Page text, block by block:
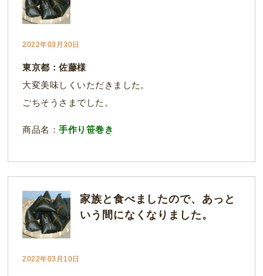
2022年03月30日
東京都：佐藤様
大変美味しくいただきました。
ごちそうさまでした。
商品名：手作り笹巻き
家族と食べましたので、あっと
いう間になくなりました。
2022年03月10日